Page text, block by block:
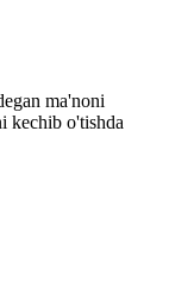
ma'noni
kechib o'tishda